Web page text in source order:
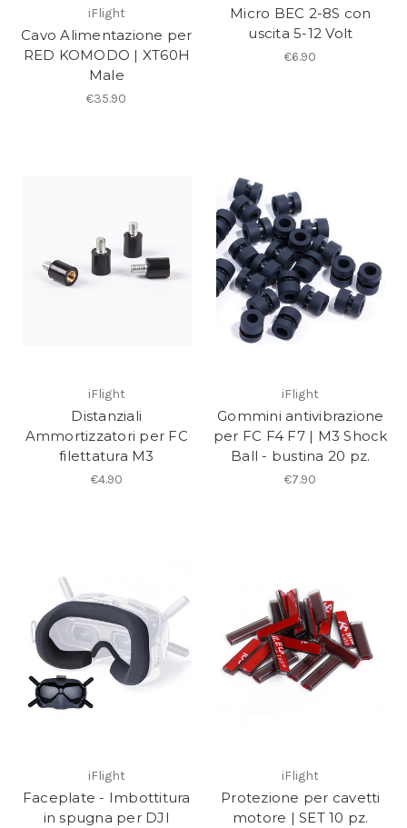
iFlight
Cavo Alimentazione per
RED KOMODO | XT60H
Male
€35.90
Micro BEC 2-8S con
uscita 5-12 Volt
€6.90
iFlight
Distanziali
Ammortizzatori per FC
filettatura M3
€4.90
iFlight
Gommini antivibrazione
per FC F4 F7 | M3 Shock
Ball - bustina 20 pz.
€7.90
iFlight
Faceplate - Imbottitura
in spugna per DJI
iFlight
Protezione per cavetti
motore | SET 10 pz.